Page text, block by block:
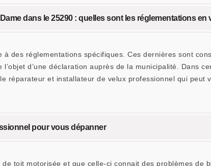
dans le 25290 : quelles sont les réglementations en
des réglementations spécifiques. Ces dernières sont
d’une déclaration auprès de la municipalité. Dans
réparateur et installateur de velux professionnel qui peut
pour vous dépanner
toit motorisée et que celle-ci connait des problèmes de